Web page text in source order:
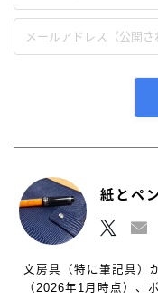
紙とペ
文房具（特に筆記具）
（2026年1月時点）、